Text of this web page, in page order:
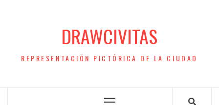
DRAWCIVITAS
REPRESENTACIÓN PICTÓRICA DE LA CIUDAD